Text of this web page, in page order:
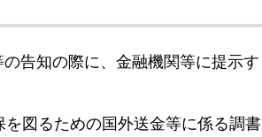
告知の際に、金融機関等に提示す
図るための国外送金等に係る調書